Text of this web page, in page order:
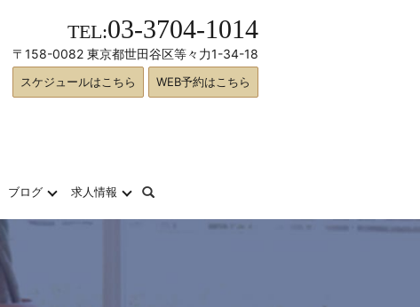
TEL:03-3704-1014
〒158-0082 東京都世田谷区等々力1-34-18
スケジュールはこちら WEB予約はこちら
ブログ 求人情報